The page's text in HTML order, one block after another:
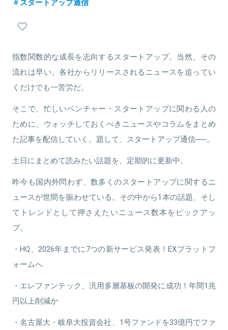
指数関数的な成長を志向するスタートアップ。当然、その
流れは早い。各社からリリースされるニュースを追ってい
くだけでも一苦労だ。
そこで、忙しいベンチャー・スタートアップに関わる人の
ために、ウォッチしておくべきニュースやコラムをまとめ
た記事を配信していく。題して、スタートアップ通信──。
土日にまとめて読みたい話題を、定期的に更新中。
昨今も国内外問わず、数多くのスタートアップに関するニ
ュースが世間を賑わせている。その中から1本の話題、そし
てトレンドとして押さえたいニュース数本をピックアッ
プ。
・HQ、2026年までに7つの新サービス発表！EXプラットフ
ォームへ
・エレファンテック、汎用多層基板の開発に成功！年間1兆
円以上削減か
・名古屋大・岐阜大投資会社、1号ファンドを33億円でファ